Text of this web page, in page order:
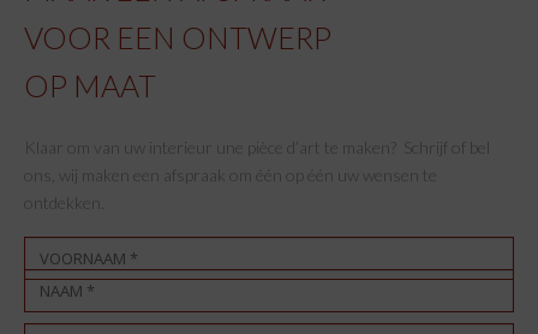
VOOR EEN ONTWERP
OP MAAT
Klaar om van uw interieur une pièce d’art te maken? Schrijf of bel
ons, wij maken een afspraak om één op één uw wensen te
ontdekken.